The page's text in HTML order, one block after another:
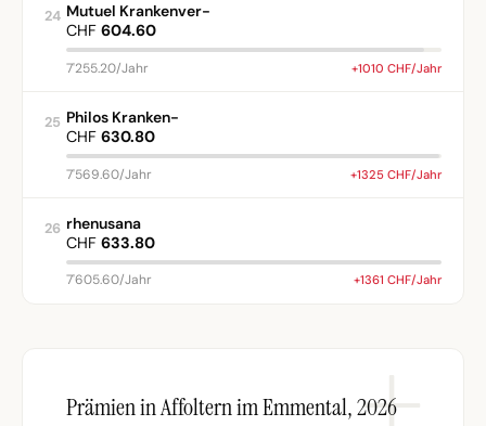
24 Mutuel Krankenver-
CHF 604.60
7'255.20/Jahr +1010 CHF/Jahr
25 Philos Kranken-
CHF 630.80
7'569.60/Jahr +1325 CHF/Jahr
26 rhenusana
CHF 633.80
7'605.60/Jahr +1361 CHF/Jahr
Prämien in Affoltern im Emmental, 2026